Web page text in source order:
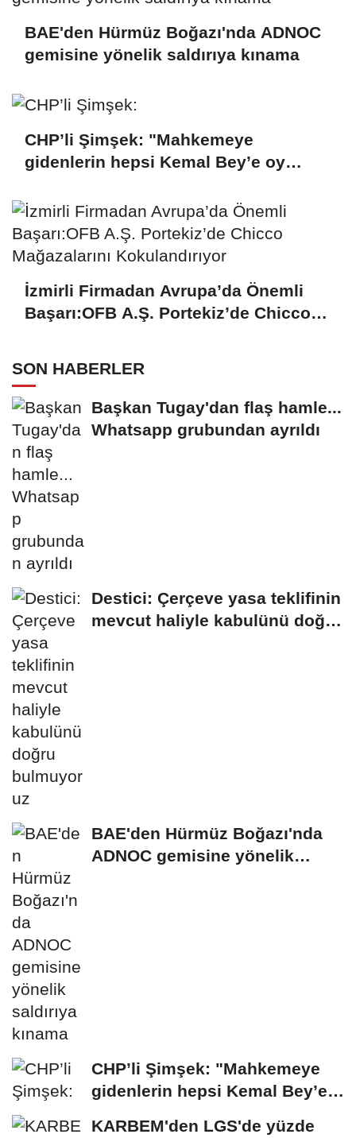
BAE'den Hürmüz Boğazı'nda ADNOC
gemisine yönelik saldırıya kınama
CHP’li Şimşek: "Mahkemeye
gidenlerin hepsi Kemal Bey’e oy
İzmirli Firmadan Avrupa’da Önemli
Başarı:OFB A.Ş. Portekiz’de Chicco
SON HABERLER
Başkan Tugay'dan flaş hamle...
Whatsapp grubundan ayrıldı
Destici: Çerçeve yasa teklifinin
mevcut haliyle kabulünü doğru
BAE'den Hürmüz Boğazı'nda
ADNOC gemisine yönelik
CHP’li Şimşek: "Mahkemeye
gidenlerin hepsi Kemal Bey’e
KARBEM'den LGS'de yüzde